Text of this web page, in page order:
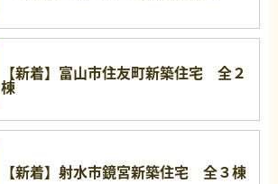
【新着】富山市住友町新築住宅 全２
棟
【新着】射水市鏡宮新築住宅 全３棟